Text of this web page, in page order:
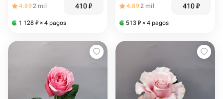
4.892 mil 410₽
1 128 ₽ × 4 pagos
4.892 mil 410₽
513 ₽ × 4 pagos